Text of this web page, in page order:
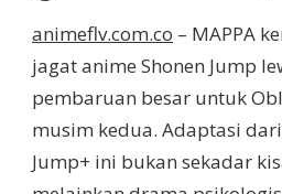
animeflv.com.co – MAPPA
jagat anime Shonen Jump
pembaruan besar untuk
musim kedua. Adaptasi
Jump+ ini bukan sekadar